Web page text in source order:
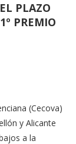
PLAZO
PREMIO
(Cecova)
y Alicante
a la